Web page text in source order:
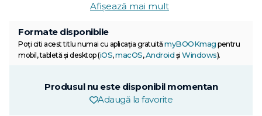
Afișează mai mult
Formate disponibile
Poți citi acest titlu numai cu aplicația gratuitămyBOOKmag pentru
mobil, tabletă și desktop (iOS,macOS,Android și Windows).
Produsul nu este disponibil momentan
Adaugă la favorite